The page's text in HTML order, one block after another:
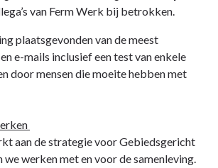
van Ferm Werk bij betrokken.
plaatsgevonden van de meest
e-mails inclusief een test van enkele
door mensen die moeite hebben met
aan de strategie voor Gebiedsgericht
werken met en voor de samenleving.